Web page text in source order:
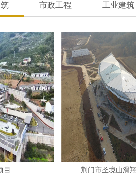
市政工程 工业建筑
目 荆门市圣境山滑